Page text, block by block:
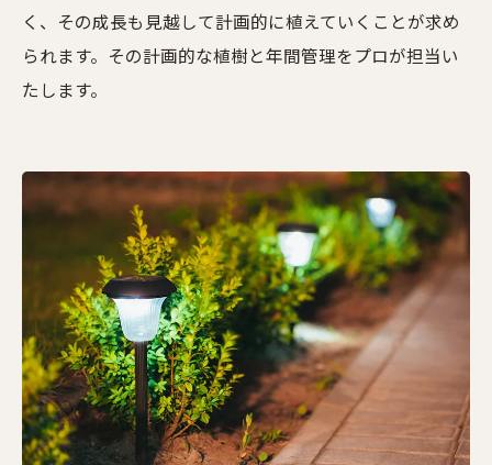
く、その成長も見越して計画的に植えていくことが求め
られます。その計画的な植樹と年間管理をプロが担当い
たします。